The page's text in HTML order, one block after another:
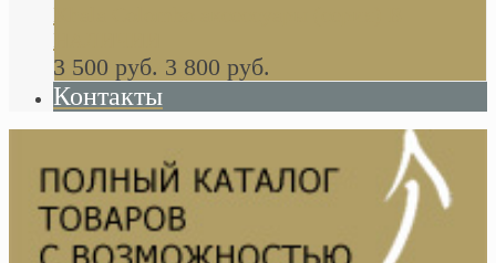
Khala Colombo аксессуары (серия) В
НАЛИЧИИ
3 500 руб. 3 800 руб.
Контакты